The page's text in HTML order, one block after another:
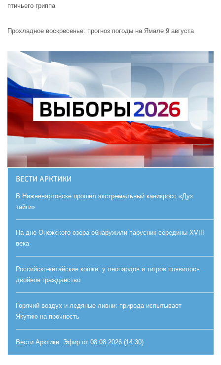
птичьего гриппа
Прохладное воскресенье: прогноз погоды на Ямале 9 августа
ВЕСТИ АРКТИКИ
В Нижневартовске прошёл экстремальный каникросс «Дух
тайги»
На дне Онежского озера обнаружили парусник середины XVIII
века
Российско-китайские кошки: у леопардов и тигров появилось
двойное гражданство
Горячий воздух и ледяные ливни: природа испытывает
Якутию на прочность
Вести Арктики. Эфир от 08.08.2026 (14:30)